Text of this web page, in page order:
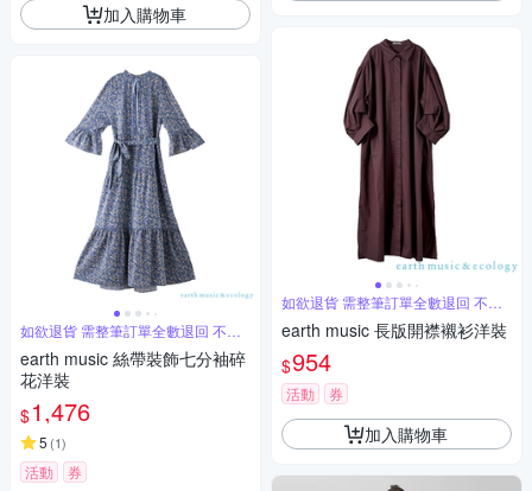
加入購物車
如欲退貨 需整筆訂單全數退回 不能
單退
earth music 絲帶裝飾七分袖碎
花洋裝
$1,476
5 (1)
活動 券
如欲退貨 需整筆訂單全數退回 不能
單退
earth music 長版開襟襯衫洋裝
$954
活動 券
加入購物車